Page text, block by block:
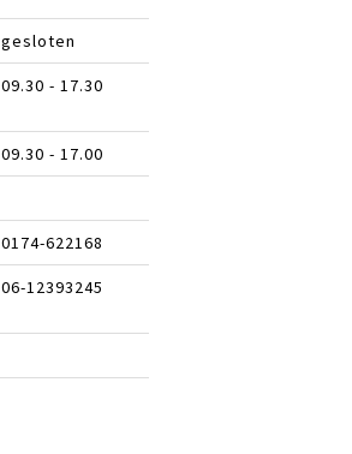
gesloten
09.30 - 17.30
09.30 - 17.00
0174-622168
06-12393245